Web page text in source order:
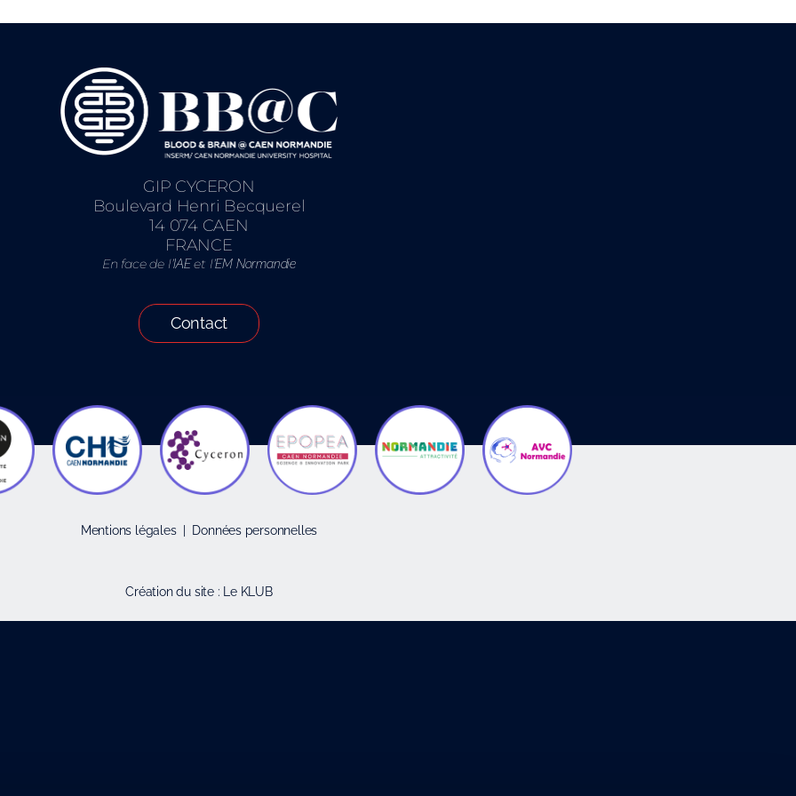
GIP CYCERON
Boulevard Henri Becquerel
14 074 CAEN
FRANCE
En face de l’IAEet l’EM Normandie
Contact
Mentions légales| Données personnelles
Création du site : Le KLUB